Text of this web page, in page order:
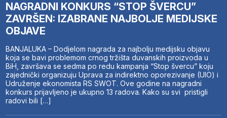
NAGRADNI KONKURS “STOP ŠVERCU”
ZAVRŠEN: IZABRANE NAJBOLJE MEDIJSKE
OBJAVE
BANJALUKA – Dodjelom nagrada za najbolju medijsku objavu
koja se bavi problemom crnog tržišta duvanskih proizvoda u
BiH, završava se sedma po redu kampanja “Stop švercu” koju
zajednički organizuju Uprava za indirektno oporezivanje (UIO) i
Udruženje ekonomista RS SWOT. Ove godine na nagradni
konkurs prijavljeno je ukupno 13 radova. Kako su svi pristigli
radovi bili […]